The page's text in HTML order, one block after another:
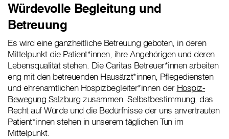
Würdevolle Begleitung und
Betreuung
Es wird eine ganzheitliche Betreuung geboten, in deren
Mittelpunkt die Patient*innen, ihre Angehörigen und deren
Lebensqualität stehen. Die Caritas Betreuer*innen arbeiten
eng mit den betreuenden Hausärzt*innen, Pflegediensten
und ehrenamtlichen Hospizbegleiter*innen der Hospiz-
Bewegung Salzburg zusammen. Selbstbestimmung, das
Recht auf Würde und die Bedürfnisse der uns anvertrauten
Patient*innen stehen in unserem täglichen Tun im
Mittelpunkt.